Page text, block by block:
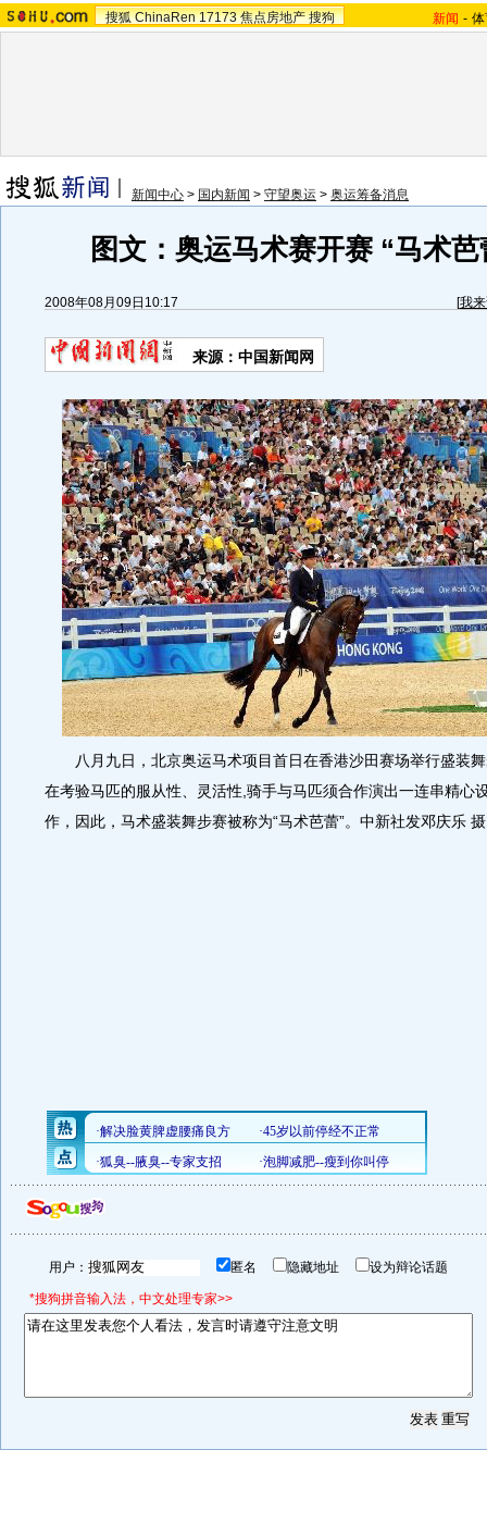
搜狐 ChinaRen 17173 焦点房地产 搜狗 新闻 -
新闻中心 > 国内新闻 > 守望奥运 > 奥运筹备消息
图文：奥运马术赛开赛 “马术
2008年08月09日10:17 [我
来源：中国新闻网
八月九日，北京奥运马术项目首日在香港沙田赛场举行盛装舞
在考验马匹的服从性、灵活性,骑手与马匹须合作演出一连串精心
作，因此，马术盛装舞步赛被称为“马术芭蕾”。中新社发邓庆乐 摄
用户： 匿名 隐藏地址 设为辩论话题
*搜狗拼音输入法，中文处理专家>>